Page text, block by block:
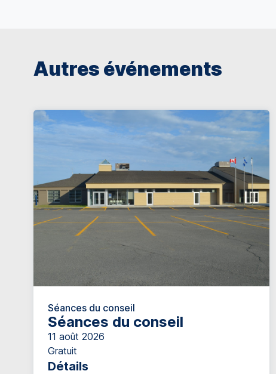
Autres événements
Séances du conseil
Séances du conseil
11 août 2026
Gratuit
Détails